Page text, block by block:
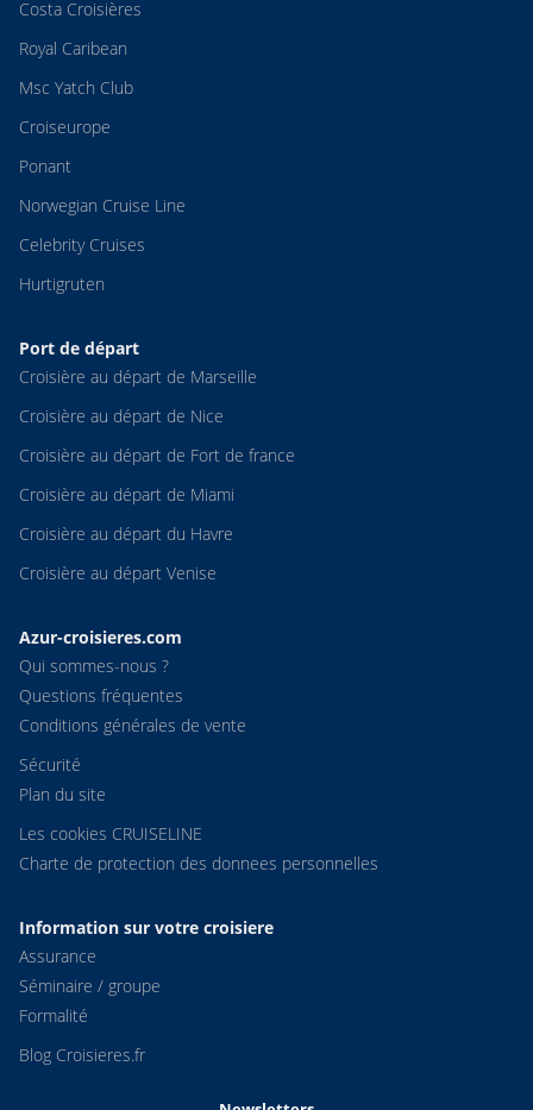
Costa Croisières
Royal Caribean
Msc Yatch Club
Croiseurope
Ponant
Norwegian Cruise Line
Celebrity Cruises
Hurtigruten
Port de départ
Croisière au départ de Marseille
Croisière au départ de Nice
Croisière au départ de Fort de france
Croisière au départ de Miami
Croisière au départ du Havre
Croisière au départ Venise
Azur-croisieres.com
Qui sommes-nous ?
Questions fréquentes
Conditions générales de vente
Sécurité
Plan du site
Les cookies CRUISELINE
Charte de protection des donnees personnelles
Information sur votre croisiere
Assurance
Séminaire / groupe
Formalité
Blog Croisieres.fr